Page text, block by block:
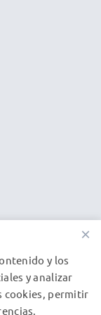
rosca
ahora y
de 3
×
y los
y analizar
cookies, permitir